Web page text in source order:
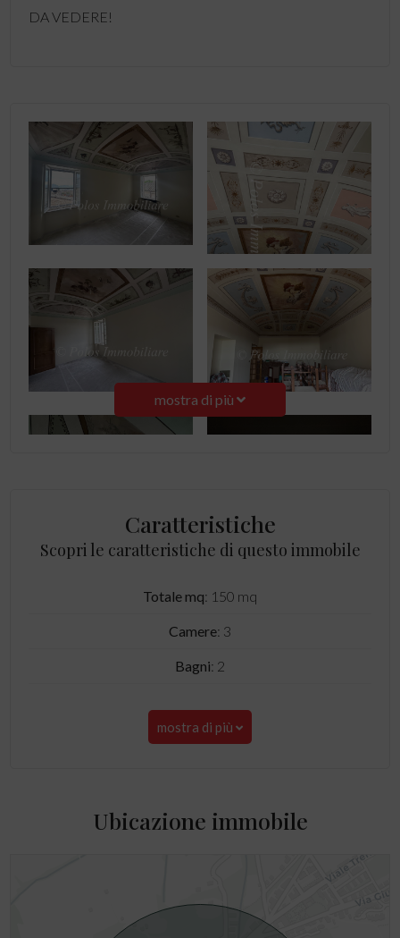
DA VEDERE!
mostra di più
Caratteristiche
Scopri le caratteristiche di questo immobile
Totale mq: 150 mq
Camere: 3
Bagni: 2
mostra di più
Ubicazione immobile